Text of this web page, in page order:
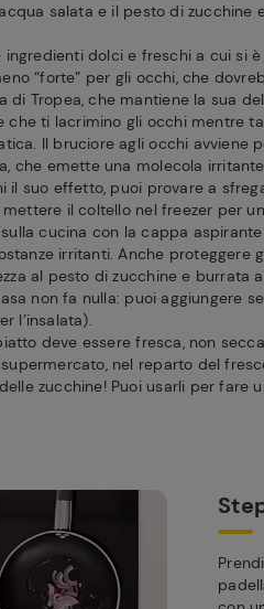
salata e il pesto di
ingredienti dolci e freschi a cui si
“forte” per gli occhi, che
di Tropea, che mantiene la sua
che ti lacrimino gli occhi mentre
Il bruciore agli occhi avviene
che emette una molecola
il suo effetto, puoi provare a
il coltello nel freezer per
cucina con la cappa
irritanti. Anche proteggere
al pesto di zucchine e burrata
non fa nulla: puoi aggiungere
l’insalata).
deve essere fresca, non
nel reparto del
zucchine! Puoi usarli per fare